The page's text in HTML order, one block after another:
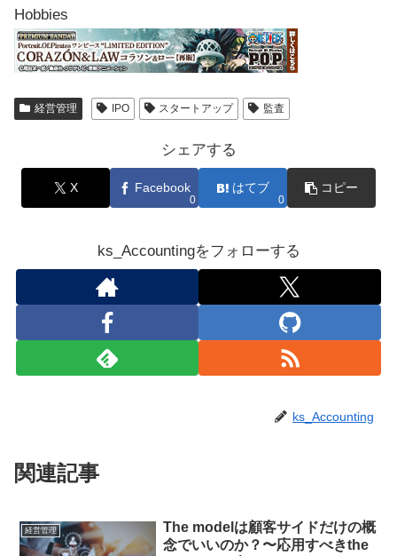
Hobbies
経営管理 IPO スタートアップ 監査
シェアする
X Facebook
0
はてブ
0
コピー
ks_Accountingをフォローする
ks_Accounting
関連記事
経営管理
The modelは顧客サイドだけの概
念でいいのか？〜応用すべきthe